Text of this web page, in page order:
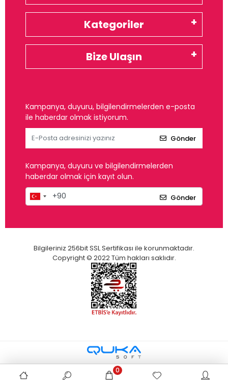
Kategoriler
Bize Ulaşın
Kampanya, duyuru, bilgilendirmelerden e-posta
ile haberdar olmak istiyorum.
Gönder
Kampanya, duyuru ve bilgilendirmelerden
haberdar olmak için kayıt olun.
Gönder
Bilgileriniz 256bit SSL Sertifikası ile korunmaktadır.
Copyright © 2022 Tüm hakları saklıdır.
0